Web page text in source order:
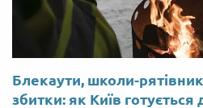
Блекаути, школи-
збитки: як Київ